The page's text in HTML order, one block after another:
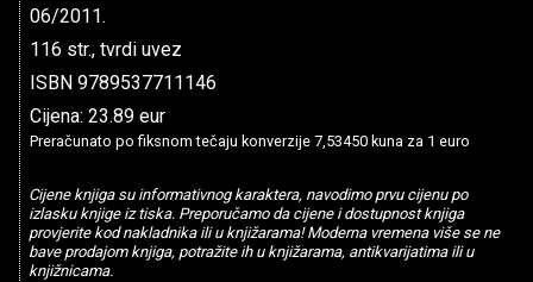
06/2011.
116 str., tvrdi uvez
ISBN 9789537711146
Cijena: 23.89 eur
Preračunato po fiksnom tečaju konverzije 7,53450 kuna za 1 euro
Cijene knjiga su informativnog karaktera, navodimo prvu cijenu po
izlasku knjige iz tiska. Preporučamo da cijene i dostupnost knjiga
provjerite kod nakladnika ili u knjižarama! Moderna vremena više se ne
bave prodajom knjiga, potražite ih u knjižarama, antikvarijatima ili u
knjižnicama.